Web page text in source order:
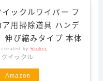
イックルワイパー フ
ア用掃除道具 ハンデ
伸び縮みタイプ 本体
created by Rinker
クイックル
Amazon